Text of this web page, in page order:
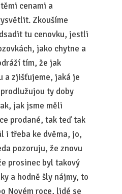
cenami a
Zkoušíme
tu cenovku, jestli
jako chytne a
tím, že jak
a zjišťujeme, jaká je
ty doby
jak jsme měli
prodané, tak teď tak
i třeba ke dvěma, jo,
pozoruju, že znovu
prosinec byl takový
a hodně šly nájmy, to
Novém roce, lidé se